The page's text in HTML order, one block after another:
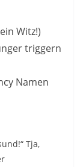
Witz!)
triggern
Namen
Tja,